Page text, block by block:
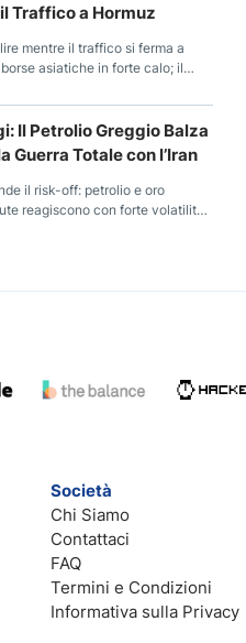
Traffico a Hormuz
mentre il traffico si ferma a
asiatiche in forte calo; il
Il Petrolio Greggio Balza
Guerra Totale con l’Iran
il risk-off: petrolio e oro
reagiscono con forte volatilità
Società
Chi Siamo
Contattaci
FAQ
Termini e Condizioni
Informativa sulla Privacy